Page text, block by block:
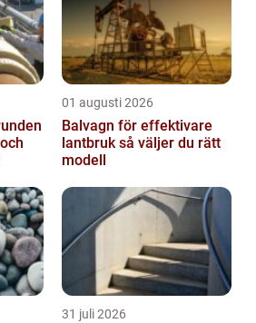
01 augusti 2026
Balvagn för effektivare
lantbruk så väljer du rätt
modell
31 juli 2026